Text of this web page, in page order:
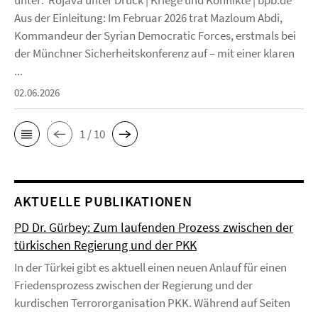
Aus der Einleitung: Im Februar 2026 trat Mazloum Abdi,
Kommandeur der Syrian Democratic Forces, erstmals bei
der Münchner Sicherheitskonferenz auf – mit einer klaren
...
02.06.2026
1 / 10
AKTUELLE PUBLIKATIONEN
PD Dr. Gürbey: Zum laufenden Prozess zwischen der
türkischen Regierung und der PKK
In der Türkei gibt es aktuell einen neuen Anlauf für einen
Friedensprozess zwischen der Regierung und der
kurdischen Terrororganisation PKK. Während auf Seiten